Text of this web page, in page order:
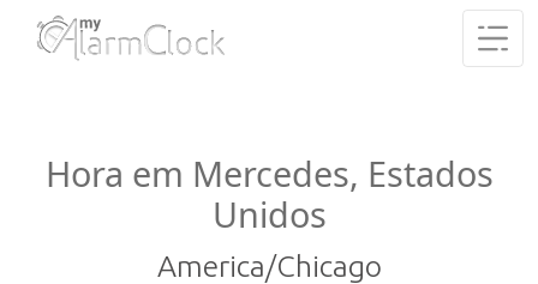
Hora em Mercedes, Estados
Unidos
America/Chicago